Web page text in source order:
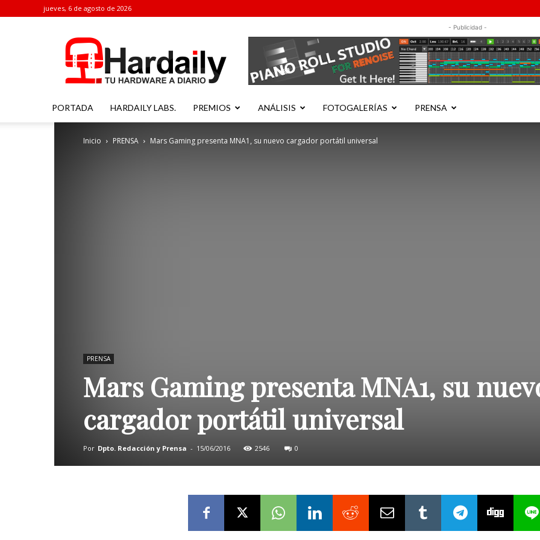
jueves, 6 de agosto de 2026
- Publicidad -
PORTADA HARDAILY LABS. PREMIOS ANÁLISIS FOTOGALERÍAS PRENSA
Inicio PRENSA Mars Gaming presenta MNA1, su nuevo cargador portátil universal
PRENSA
Mars Gaming presenta MNA1, su
cargador portátil universal
Por Dpto. Redacción y Prensa - 15/06/2016 2546 0